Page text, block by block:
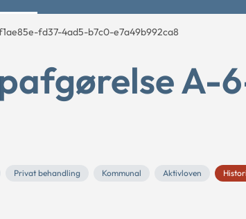
fd37-4ad5-b7c0-e7a49b992ca8
A-
Privat behandling Kommunal Aktivloven